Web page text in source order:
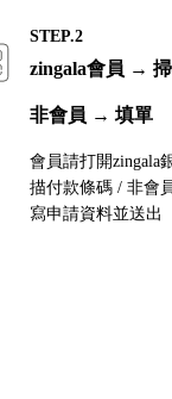
STEP.2
zingala會員 →
非會員 → 填單
會員請打開zingala
描付款條碼 / 非會
寫申請資料並送出